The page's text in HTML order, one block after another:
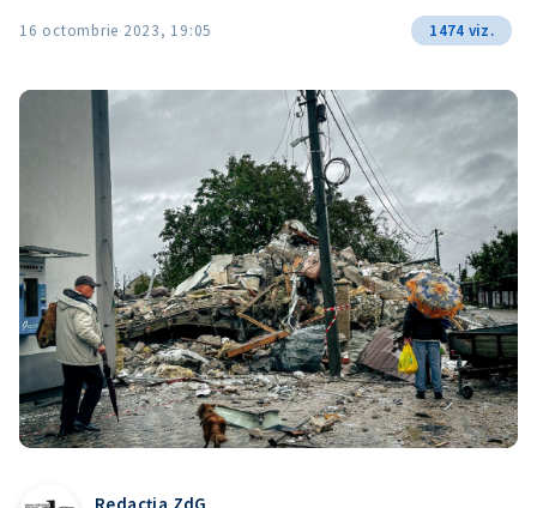
16 octombrie 2023, 19:05 1474 viz.